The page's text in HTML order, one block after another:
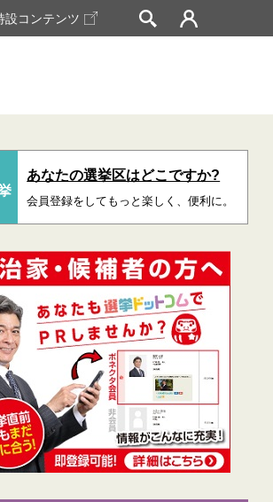
設コンテンツ
あなたの選挙区はどこですか?
会員登録をしてもっと楽しく、便利に。